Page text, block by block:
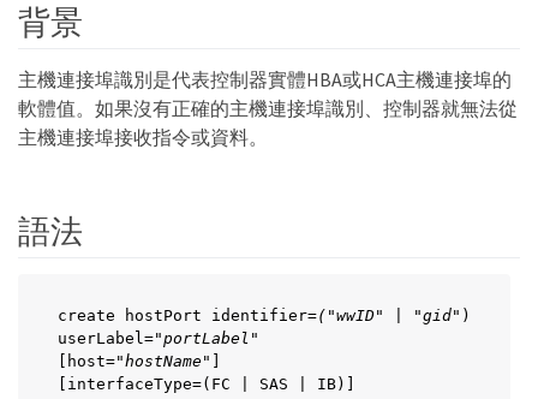
背景
主機連接埠識別是代表控制器實體HBA或HCA主機連接埠的
軟體值。如果沒有正確的主機連接埠識別、控制器就無法從
主機連接埠接收指令或資料。
語法
create hostPort identifier=("wwID" | "gid" )
userLabel="portLabel"
[host="hostName"
[interfaceType=(FC | SAS | IB)]